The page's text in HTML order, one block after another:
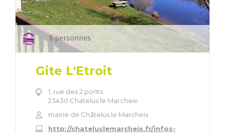
6 personnes
Gite L'Etroit
1, rue des 2 ponts
23430 Chatelus le Marcheix
mairie de Châtelus le Marcheix
http://chateluslemarcheix.fr/infos-